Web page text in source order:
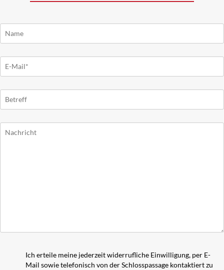
Ich erteile meine jederzeit widerrufliche Einwilligung, per E-
Mail sowie telefonisch von der Schlosspassage kontaktiert zu